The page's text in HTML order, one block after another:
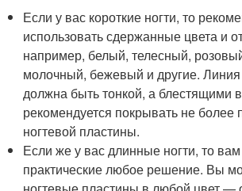
Если у вас короткие ногти, то
использовать сдержанные цвета и
например, белый, телесный,
молочный, бежевый и другие.
должна быть тонкой, а блестящими
рекомендуется покрывать не более
ногтевой пластины.
Если же у вас длинные ногти, то
практические любое решение. Вы